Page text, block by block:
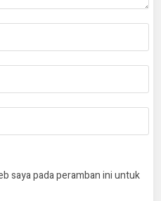
saya pada peramban ini untuk